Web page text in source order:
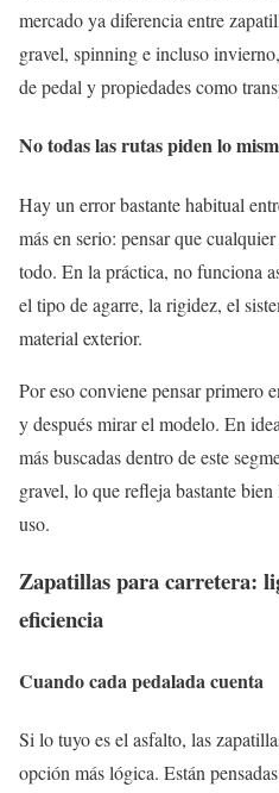
mercado ya diferencia entre
gravel, spinning e incluso
de pedal y propiedades como
No todas las rutas piden lo
Hay un error bastante habitual
más en serio: pensar que
todo. En la práctica, no funciona
el tipo de agarre, la rigidez, el
material exterior.
Por eso conviene pensar primero
y después mirar el modelo. En
más buscadas dentro de este
gravel, lo que refleja bastante
uso.
Zapatillas para carretera:
eficiencia
Cuando cada pedalada cuenta
Si lo tuyo es el asfalto, las
opción más lógica. Están